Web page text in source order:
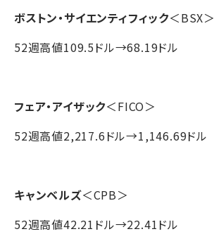
ボストン・サイエンティフィック＜BSX＞
52週高値109.5ドル→68.19ドル
フェア・アイザック＜FICO＞
52週高値2,217.6ドル→1,146.69ドル
キャンベルズ＜CPB＞
52週高値42.21ドル→22.41ドル